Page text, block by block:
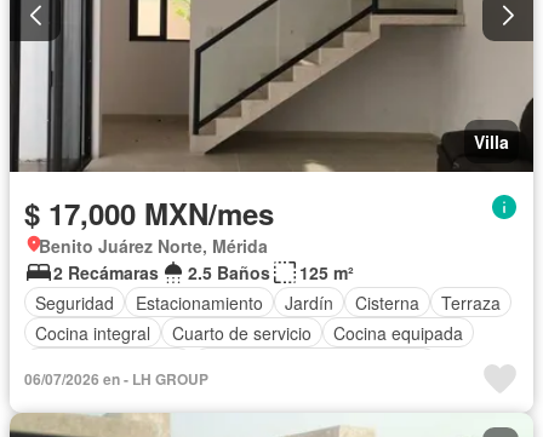
Villa
$ 17,000 MXN/mes
Benito Juárez Norte, Mérida
2 Recámaras
2.5 Baños
125 m²
Seguridad
Estacionamiento Jardín Cisterna
Terraza
Cocina integral
Cuarto de servicio
Cocina equipada
Electricidad
Agua
Televisión por cable
Recámara con closet
06/07/2026 en - LH GROUP